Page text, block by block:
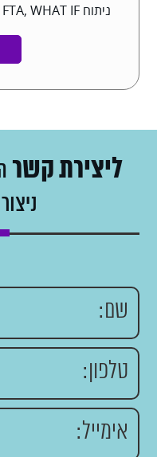
ניתוח HAZOP JSA, FTA, WHAT IF ניתוח אופני כשל
ליצירת קשר